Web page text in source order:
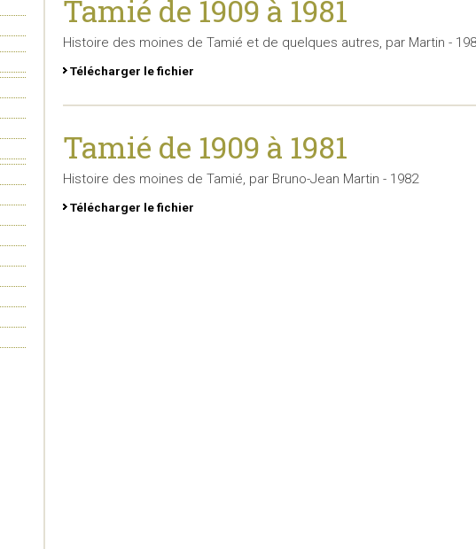
Tamié de 1909 à 1981
Histoire des moines de Tamié et de quelques autres, par Martin -
Télécharger le fichier
Tamié de 1909 à 1981
Histoire des moines de Tamié, par Bruno-Jean Martin - 1982
Télécharger le fichier